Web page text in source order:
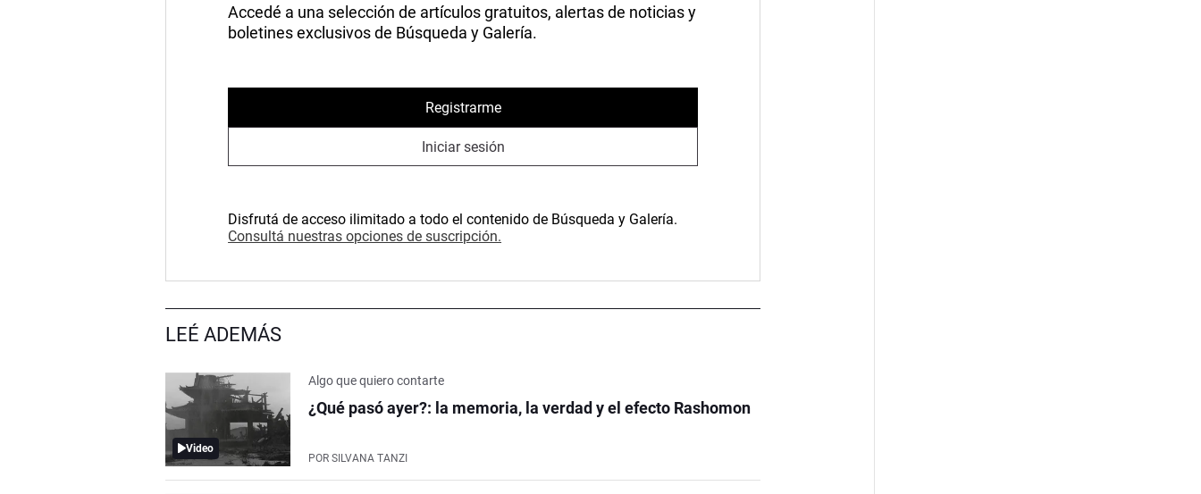
Accedé a una selección de artículos gratuitos, alertas de noticias y
boletines exclusivos de Búsqueda y Galería.
Registrarme
Iniciar sesión
Disfrutá de acceso ilimitado a todo el contenido de Búsqueda y Galería.
Consultá nuestras opciones de suscripción.
LEÉ ADEMÁS
Video
Algo que quiero contarte
¿Qué pasó ayer?: la memoria, la verdad y el efecto Rashomon
POR SILVANA TANZI